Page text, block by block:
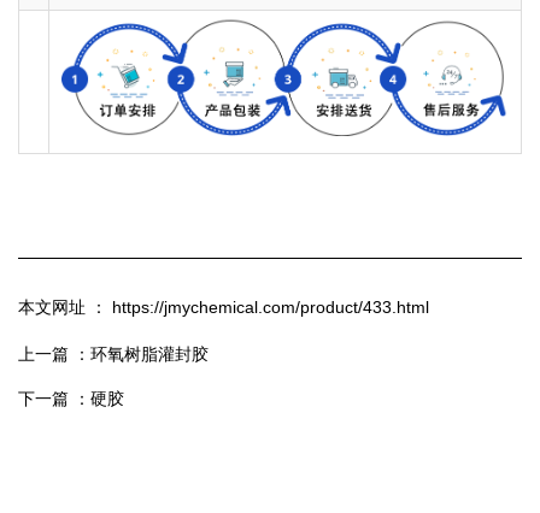
本文网址 ： https://jmychemical.com/product/433.html
上一篇 ： 环氧树脂灌封胶
下一篇 ： 硬胶